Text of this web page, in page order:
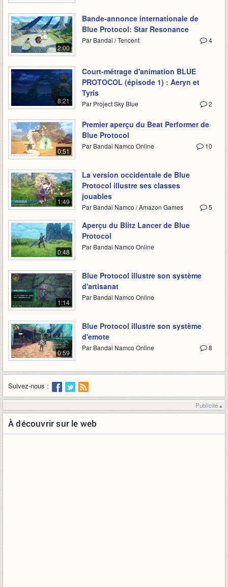
2:00
Bande-annonce internationale de
Blue Protocol: Star Resonance
4
Par Bandai / Tencent
8:21
Court-métrage d'animation BLUE
PROTOCOL (épisode 1) : Aeryn et
Tyris
2
Par Project Sky Blue
0:51
Premier aperçu du Beat Performer de
Blue Protocol
10
Par Bandai Namco Online
1:49
La version occidentale de Blue
Protocol illustre ses classes
jouables
5
Par Bandai Namco / Amazon Games
0:48
Aperçu du Blitz Lancer de Blue
Protocol
Par Bandai Namco Online
1:14
Blue Protocol illustre son système
d'artisanat
Par Bandai Namco Online
0:59
Blue Protocol illustre son système
d'emote
8
Par Bandai Namco Online
Suivez-nous :
Publicité ▴
À découvrir sur le web